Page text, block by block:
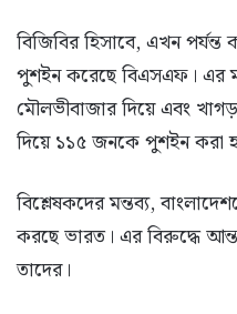
বিজিবির হিসাবে, এখন
পুশইন করেছে বিএসএফ। এর
মৌলভীবাজার দিয়ে এবং
দিয়ে ১১৫ জনকে পুশইন করা
বিশ্লেষকদের মন্তব্য,
করছে ভারত। এর বিরুদ্ধে
তাদের।